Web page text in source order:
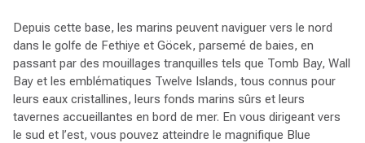
Depuis cette base, les marins peuvent naviguer vers le nord
dans le golfe de Fethiye et Göcek, parsemé de baies, en
passant par des mouillages tranquilles tels que Tomb Bay, Wall
Bay et les emblématiques Twelve Islands, tous connus pour
leurs eaux cristallines, leurs fonds marins sûrs et leurs
tavernes accueillantes en bord de mer. En vous dirigeant vers
le sud et l’est, vous pouvez atteindre le magnifique Blue